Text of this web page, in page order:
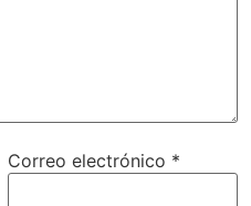
Correo electrónico *